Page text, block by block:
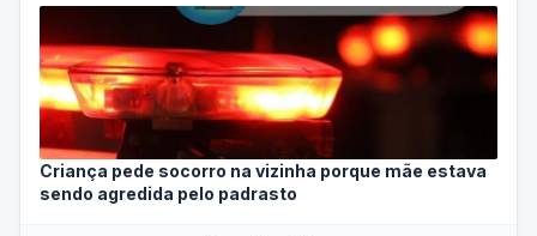
Criança pede socorro na vizinha porque mãe estava
sendo agredida pelo padrasto